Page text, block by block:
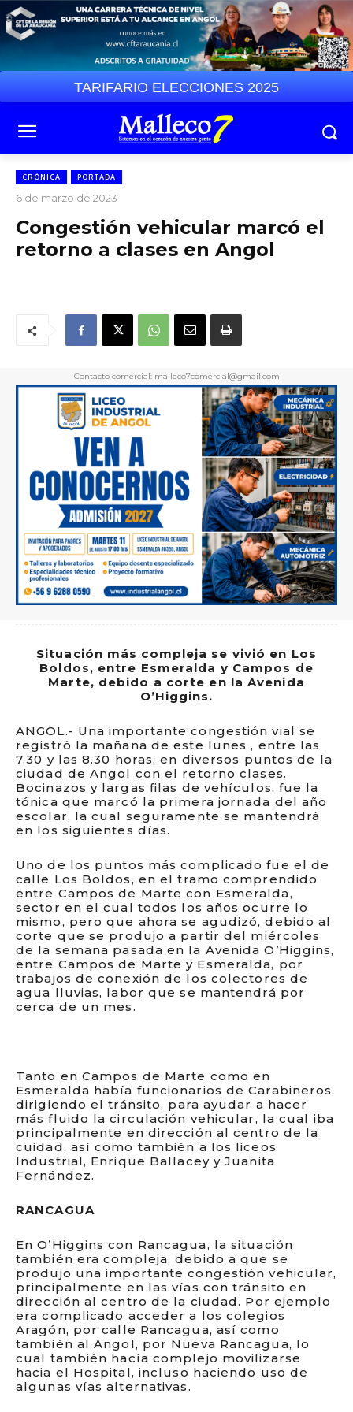
TARIFARIO ELECCIONES 2025
CRÓNICA PORTADA
6 de marzo de 2023
Congestión vehicular marcó el
retorno a clases en Angol
Contacto comercial: malleco7comercial@gmail.com
Situación más compleja se vivió en Los
Boldos, entre Esmeralda y Campos de
Marte, debido a corte en la Avenida
O’Higgins.
ANGOL.- Una importante congestión vial se
registró la mañana de este lunes , entre las
7.30 y las 8.30 horas, en diversos puntos de la
ciudad de Angol con el retorno clases.
Bocinazos y largas filas de vehículos, fue la
tónica que marcó la primera jornada del año
escolar, la cual seguramente se mantendrá
en los siguientes días.
Uno de los puntos más complicado fue el de
calle Los Boldos, en el tramo comprendido
entre Campos de Marte con Esmeralda,
sector en el cual todos los años ocurre lo
mismo, pero que ahora se agudizó, debido al
corte que se produjo a partir del miércoles
de la semana pasada en la Avenida O’Higgins,
entre Campos de Marte y Esmeralda, por
trabajos de conexión de los colectores de
agua lluvias, labor que se mantendrá por
cerca de un mes.
Tanto en Campos de Marte como en
Esmeralda había funcionarios de Carabineros
dirigiendo el tránsito, para ayudar a hacer
más fluido la circulación vehicular, la cual iba
principalmente en dirección al centro de la
cuidad, así como también a los liceos
Industrial, Enrique Ballacey y Juanita
Fernández.
RANCAGUA
En O’Higgins con Rancagua, la situación
también era compleja, debido a que se
produjo una importante congestión vehicular,
principalmente en las vías con tránsito en
dirección al centro de la ciudad. Por ejemplo
era complicado acceder a los colegios
Aragón, por calle Rancagua, así como
también al Angol, por Nueva Rancagua, lo
cual también hacía complejo movilizarse
hacia el Hospital, incluso haciendo uso de
algunas vías alternativas.